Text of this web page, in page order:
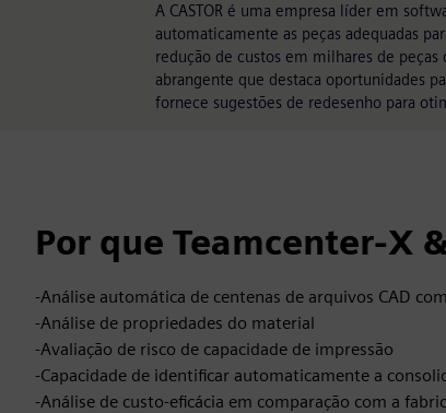
A CASTOR é uma empresa líder em
automaticamente as peças adequadas
redução de custos em milhares de
abrangente que destaca oportunidades
fornece sugestões de redesenho para
Por que Teamcenter-X &
-Análise automática de centenas de arquivos CAD
-Análise de propriedades do material
-Avaliação de risco de capacidade de impressão
-Capacidade de identificar automaticamente a
-Análise de custo-eficácia em comparação com a